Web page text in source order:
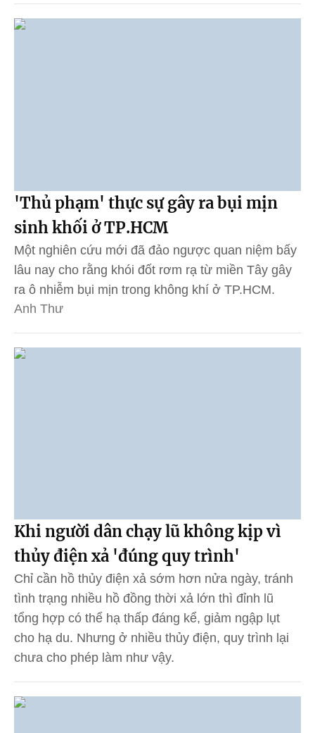
'Thủ phạm' thực sự gây ra bụi mịn
sinh khối ở TP.HCM
Một nghiên cứu mới đã đảo ngược quan niệm bấy
lâu nay cho rằng khói đốt rơm rạ từ miền Tây gây
ra ô nhiễm bụi mịn trong không khí ở TP.HCM.
Anh Thư
Khi người dân chạy lũ không kịp vì
thủy điện xả 'đúng quy trình'
Chỉ cần hồ thủy điện xả sớm hơn nửa ngày, tránh
tình trạng nhiều hồ đồng thời xả lớn thì đỉnh lũ
tổng hợp có thể hạ thấp đáng kể, giảm ngập lụt
cho hạ du. Nhưng ở nhiều thủy điện, quy trình lại
chưa cho phép làm như vậy.